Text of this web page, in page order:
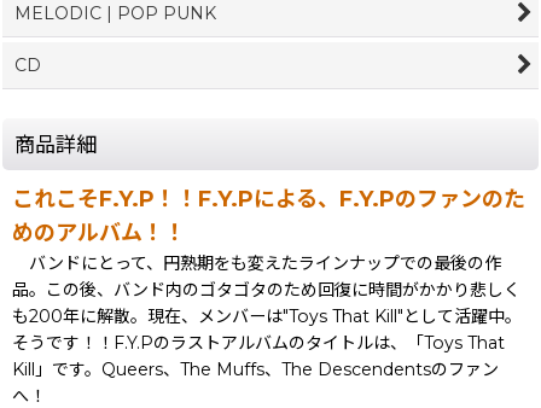
MELODIC | POP PUNK
CD
商品詳細
これこそF.Y.P！！F.Y.Pによる、F.Y.Pのファンのた
めのアルバム！！
バンドにとって、円熟期をも変えたラインナップでの最後の作
品。この後、バンド内のゴタゴタのため回復に時間がかかり悲しく
も200年に解散。現在、メンバーは"Toys That Kill"として活躍中。
そうです！！F.Y.Pのラストアルバムのタイトルは、「Toys That
Kill」です。Queers、The Muffs、The Descendentsのファン
へ！